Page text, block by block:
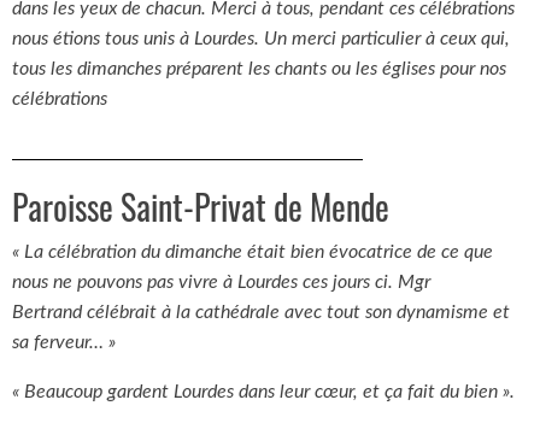
dans les yeux de chacun. Merci à tous, pendant ces célébrations
nous étions tous unis à Lourdes. Un merci particulier à ceux qui,
tous les dimanches préparent les chants ou les églises pour nos
célébrations
Paroisse Saint-Privat de Mende
« La célébration du dimanche était bien évocatrice de ce que
nous ne pouvons pas vivre à Lourdes ces jours ci. Mgr
Bertrand célébrait à la cathédrale avec tout son dynamisme et
sa ferveur… »
« Beaucoup gardent Lourdes dans leur cœur, et ça fait du bien ».